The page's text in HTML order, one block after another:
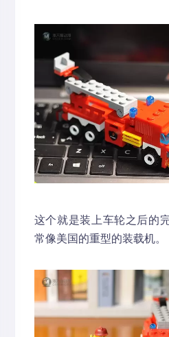
这个就是装上车轮之后的
常像美国的重型的装载机。